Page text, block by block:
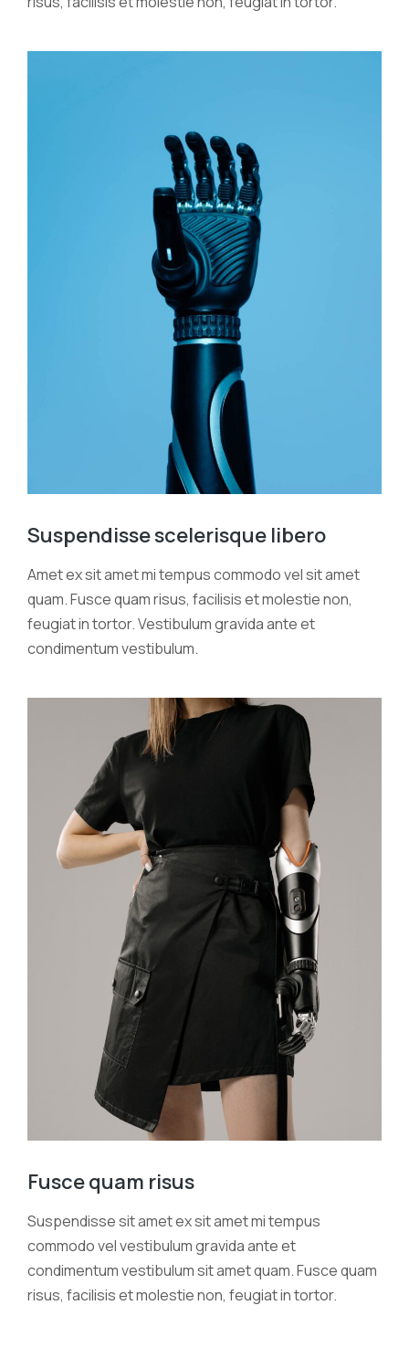
Suspendisse scelerisque libero
Amet ex sit amet mi tempus commodo vel sit amet
quam. Fusce quam risus, facilisis et molestie non,
feugiat in tortor. Vestibulum gravida ante et
condimentum vestibulum.
Fusce quam risus
Suspendisse sit amet ex sit amet mi tempus
commodo vel vestibulum gravida ante et
condimentum vestibulum sit amet quam. Fusce quam
risus, facilisis et molestie non, feugiat in tortor.